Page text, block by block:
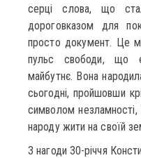
серці слова, що
дороговказом для
просто документ. Це
пульс свободи, що
майбутнє. Вона
сьогодні, пройшовши
символом незламності,
народу жити на своїй
З нагоди 30-річчя